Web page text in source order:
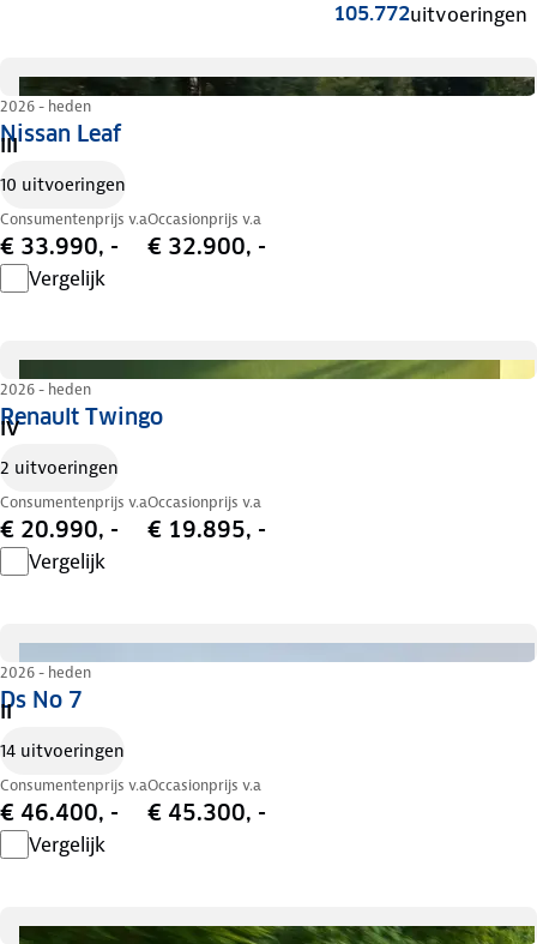
105.772uitvoeringen
Nissan Leaf
2026 - heden
III
10 uitvoeringen
Consumentenprijs v.a
€ 33.990, -
Occasionprijs v.a
€ 32.900, -
Vergelijk
Renault Twingo
2026 - heden
IV
2 uitvoeringen
Consumentenprijs v.a
€ 20.990, -
Occasionprijs v.a
€ 19.895, -
Vergelijk
Ds No 7
2026 - heden
II
14 uitvoeringen
Consumentenprijs v.a
€ 46.400, -
Occasionprijs v.a
€ 45.300, -
Vergelijk